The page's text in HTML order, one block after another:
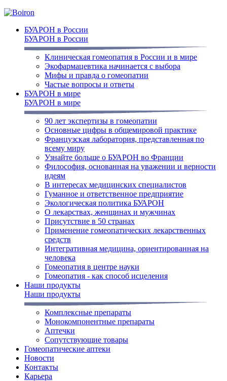
БУАРОН в России
БУАРОН в России
Клиническая гомеопатия в России и в мире
Экофармацевтика начинается с выбора
Мифы и правда о гомеопатии
Частые вопросы и ответы
БУАРОН в мире
БУАРОН в мире
90 лет экспертизы в гомеопатии
Основные цифры в общемировой практике
Французская лаборатория, представленная по
всему миру
Узнайте больше о БУАРОН во Франции
Философия, основанная на уважении и верности
идеям
В интересах медицинских специалистов
Гуманное и ответственное предприятие
Экологическая политика БУАРОН
О лекарствах, женщинах и мужчинах
Присутствие в 50 странах
Применение гомеопатических лекарственных
средств
Интегративная медицина, ориентированная на
человека
Гомеопатия в центре науки
Гомеопатия - как способ исцеления
Наши продукты
Наши продукты
Комплексные препараты
Монокомпонентные препараты
Аптечки
Сопутствующие товары
Гомеопатические аптеки
Новости
Контакты
Карьера